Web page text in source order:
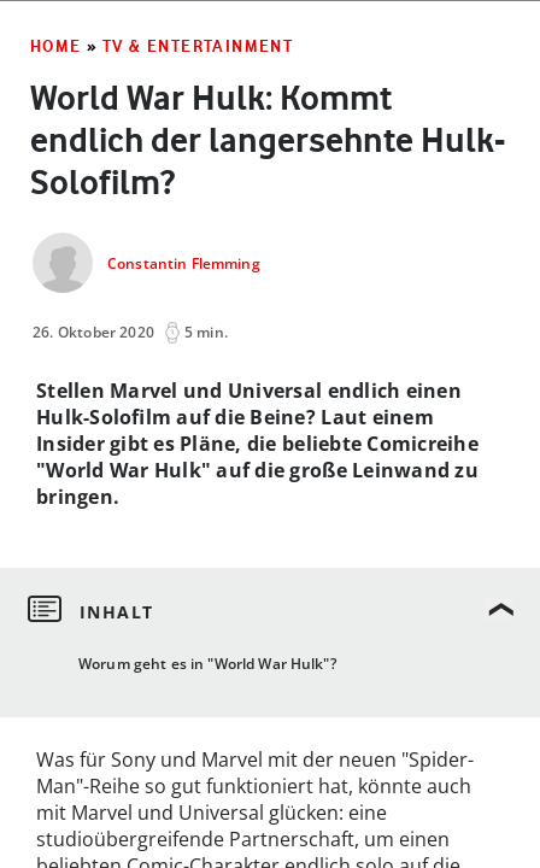
HOME » TV & ENTERTAINMENT
World War Hulk: Kommt
endlich der langersehnte Hulk-
Solofilm?
Constantin Flemming
26. Oktober 2020 5 min.
Worum geht es in "World War Hulk"?
Stellen Marvel und Universal endlich einen
Hulk-Solofilm auf die Beine? Laut einem
Insider gibt es Pläne, die beliebte Comicreihe
"World War Hulk" auf die große Leinwand zu
bringen.
Was für Sony und Marvel mit der neuen "Spider-
Man"-Reihe so gut funktioniert hat, könnte auch
mit Marvel und Universal glücken: eine
studioübergreifende Partnerschaft, um einen